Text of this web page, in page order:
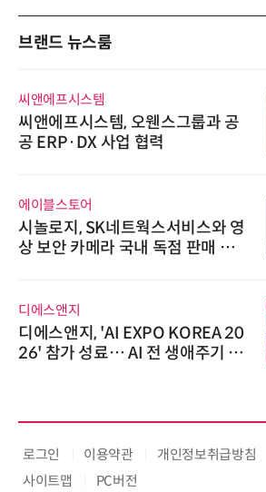
브랜드 뉴스룸
씨앤에프시스템
씨앤에프시스템, 오웬스그룹과 공
공 ERP·DX 사업 협력
에이블스토어
시놀로지, SK네트웍스서비스와 영
상 보안 카메라 국내 독점 판매 파
디에스앤지
디에스앤지, 'AI EXPO KOREA 20
26' 참가 성료… AI 전 생애주기 아
로그인 이용약관 개인정보취급방침
사이트맵
PC버전